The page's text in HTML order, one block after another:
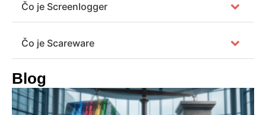
Čo je Screenlogger
Čo je Scareware
Blog